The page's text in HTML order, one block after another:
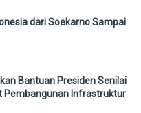
dari Soekarno Sampai
Bantuan Presiden Senilai
Pembangunan Infrastruktur